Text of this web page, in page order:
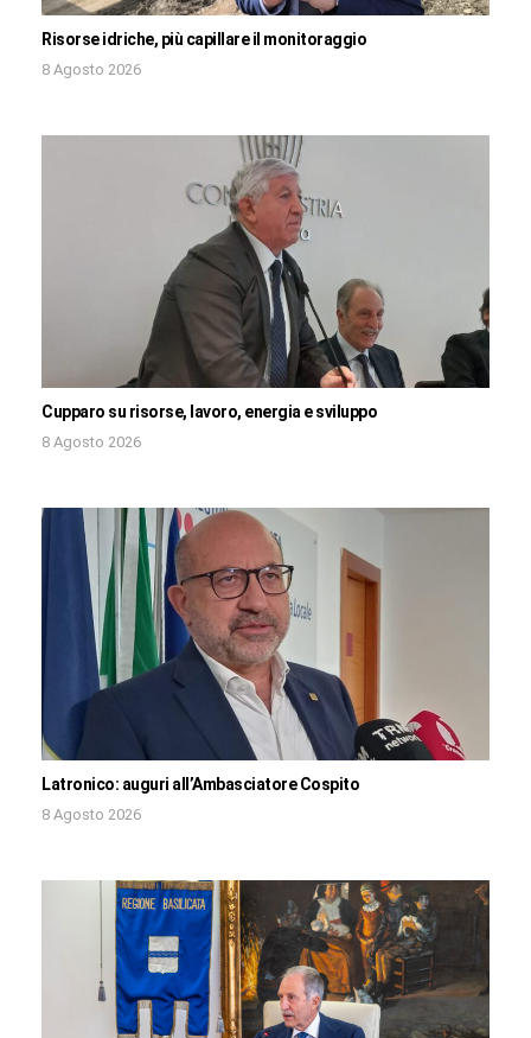
Risorse idriche, più capillare il monitoraggio
8 Agosto 2026
Cupparo su risorse, lavoro, energia e sviluppo
8 Agosto 2026
Latronico: auguri all’Ambasciatore Cospito
8 Agosto 2026